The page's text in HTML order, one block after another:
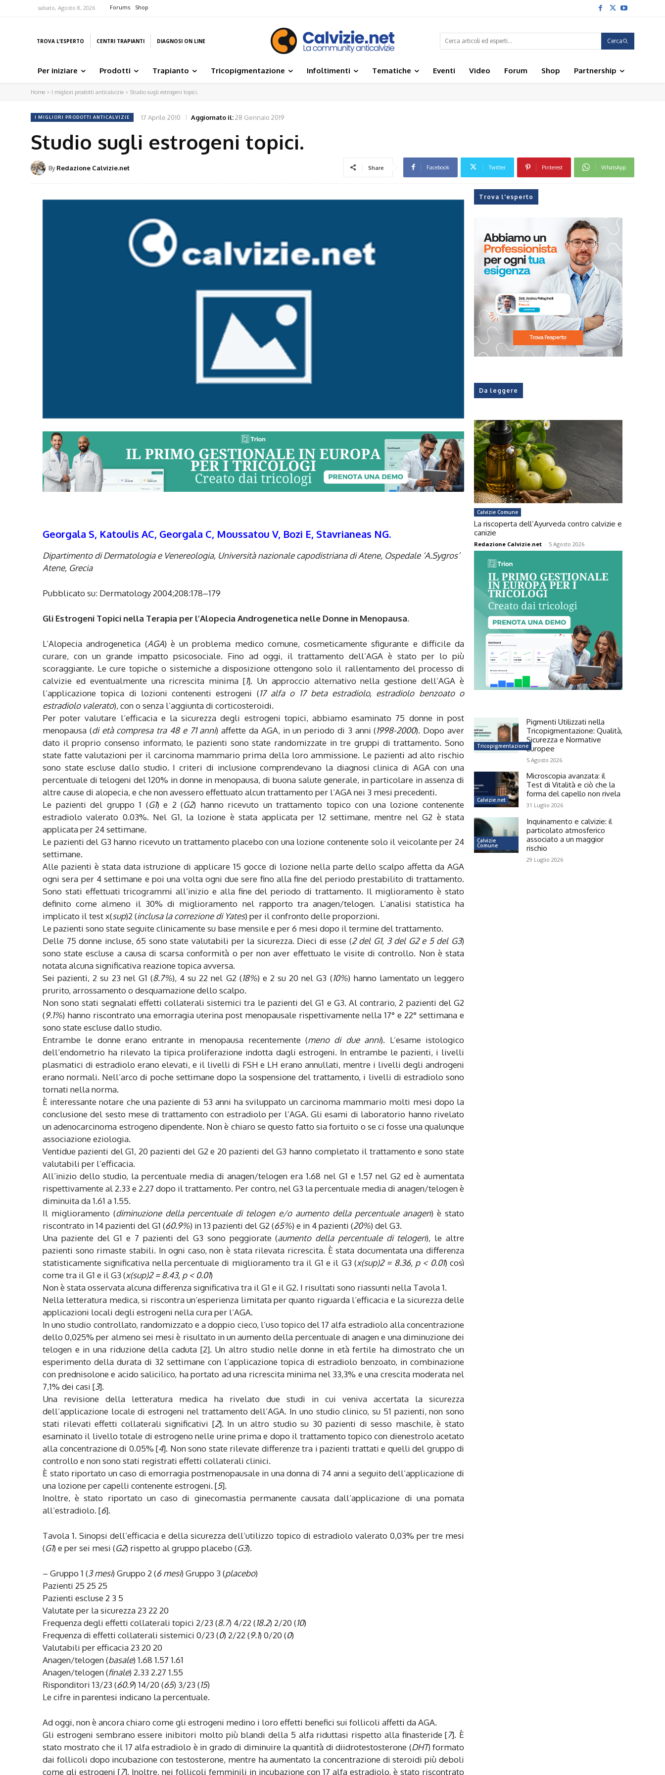
sabato, Agosto 8, 2026 Forums Shop
TROVA L’ESPERTO CENTRI TRAPIANTI DIAGNOSI ON LINE Cerca
Per iniziare Prodotti Trapianto Tricopigmentazione Infoltimenti Tematiche Eventi Video Forum Shop Partnership
Home I migliori prodotti anticalvizie Studio sugli estrogeni topici.
I MIGLIORI PRODOTTI ANTICALVIZIE 17 Aprile 2010 Aggiornato il:28 Gennaio 2019
Studio sugli estrogeni topici.
By Redazione Calvizie.net Share Facebook Twitter Pinterest WhatsApp
Georgala S, Katoulis AC, Georgala C, Moussatou V, Bozi E, Stavrianeas NG.
Dipartimento di Dermatologia e Venereologia, Università nazionale capodistriana di Atene, Ospedale ‘A.Sygros’
Atene, Grecia
Pubblicato su: Dermatology 2004;208:178–179
Gli Estrogeni Topici nella Terapia per l’Alopecia Androgenetica nelle Donne in Menopausa.
L’Alopecia androgenetica (AGA) è un problema medico comune, cosmeticamente sfigurante e difficile da
curare, con un grande impatto psicosociale. Fino ad oggi, il trattamento dell’AGA è stato per lo più
scoraggiante. Le cure topiche o sistemiche a disposizione ottengono solo il rallentamento del processo di
calvizie ed eventualmente una ricrescita minima [1]. Un approccio alternativo nella gestione dell’AGA è
l’applicazione topica di lozioni contenenti estrogeni (17 alfa o 17 beta estradiolo, estradiolo benzoato o
estradiolo valerato), con o senza l’aggiunta di corticosteroidi.
Per poter valutare l’efficacia e la sicurezza degli estrogeni topici, abbiamo esaminato 75 donne in post
menopausa (di età compresa tra 48 e 71 anni) affette da AGA, in un periodo di 3 anni (1998-2000). Dopo aver
dato il proprio consenso informato, le pazienti sono state randomizzate in tre gruppi di trattamento. Sono
state fatte valutazioni per il carcinoma mammario prima della loro ammissione. Le pazienti ad alto rischio
sono state escluse dallo studio. I criteri di inclusione comprendevano la diagnosi clinica di AGA con una
percentuale di telogeni del 120% in donne in menopausa, di buona salute generale, in particolare in assenza di
altre cause di alopecia, e che non avessero effettuato alcun trattamento per l’AGA nei 3 mesi precedenti.
Le pazienti del gruppo 1 (G1) e 2 (G2) hanno ricevuto un trattamento topico con una lozione contenente
estradiolo valerato 0.03%. Nel G1, la lozione è stata applicata per 12 settimane, mentre nel G2 è stata
applicata per 24 settimane.
Le pazienti del G3 hanno ricevuto un trattamento placebo con una lozione contenente solo il veicolante per 24
settimane.
Alle pazienti è stata data istruzione di applicare 15 gocce di lozione nella parte dello scalpo affetta da AGA
ogni sera per 4 settimane e poi una volta ogni due sere fino alla fine del periodo prestabilito di trattamento.
Sono stati effettuati tricogrammi all’inizio e alla fine del periodo di trattamento. Il miglioramento è stato
definito come almeno il 30% di miglioramento nel rapporto tra anagen/telogen. L’analisi statistica ha
implicato il test x(sup)2 (inclusa la correzione di Yates) per il confronto delle proporzioni.
Le pazienti sono state seguite clinicamente su base mensile e per 6 mesi dopo il termine del trattamento.
Delle 75 donne incluse, 65 sono state valutabili per la sicurezza. Dieci di esse (2 del G1, 3 del G2 e 5 del G3)
sono state escluse a causa di scarsa conformità o per non aver effettuato le visite di controllo. Non è stata
notata alcuna significativa reazione topica avversa.
Sei pazienti, 2 su 23 nel G1 (8.7%), 4 su 22 nel G2 (18%) e 2 su 20 nel G3 (10%) hanno lamentato un leggero
prurito, arrossamento o desquamazione dello scalpo.
Non sono stati segnalati effetti collaterali sistemici tra le pazienti del G1 e G3. Al contrario, 2 pazienti del G2
(9.1%) hanno riscontrato una emorragia uterina post menopausale rispettivamente nella 17° e 22° settimana e
sono state escluse dallo studio.
Entrambe le donne erano entrante in menopausa recentemente (meno di due anni). L’esame istologico
dell’endometrio ha rilevato la tipica proliferazione indotta dagli estrogeni. In entrambe le pazienti, i livelli
plasmatici di estradiolo erano elevati, e il livelli di FSH e LH erano annullati, mentre i livelli degli androgeni
erano normali. Nell’arco di poche settimane dopo la sospensione del trattamento, i livelli di estradiolo sono
tornati nella norma.
È interessante notare che una paziente di 53 anni ha sviluppato un carcinoma mammario molti mesi dopo la
conclusione del sesto mese di trattamento con estradiolo per l’AGA. Gli esami di laboratorio hanno rivelato
un adenocarcinoma estrogeno dipendente. Non è chiaro se questo fatto sia fortuito o se ci fosse una qualunque
associazione eziologia.
Ventidue pazienti del G1, 20 pazienti del G2 e 20 pazienti del G3 hanno completato il trattamento e sono state
valutabili per l’efficacia.
All’inizio dello studio, la percentuale media di anagen/telogen era 1.68 nel G1 e 1.57 nel G2 ed è aumentata
rispettivamente al 2.33 e 2.27 dopo il trattamento. Per contro, nel G3 la percentuale media di anagen/telogen è
diminuita da 1.61 a 1.55.
Il miglioramento (diminuzione della percentuale di telogen e/o aumento della percentuale anagen) è stato
riscontrato in 14 pazienti del G1 (60.9%) in 13 pazienti del G2 (65%) e in 4 pazienti (20%) del G3.
Una paziente del G1 e 7 pazienti del G3 sono peggiorate (aumento della percentuale di telogen), le altre
pazienti sono rimaste stabili. In ogni caso, non è stata rilevata ricrescita. È stata documentata una differenza
statisticamente significativa nella percentuale di miglioramento tra il G1 e il G3 (x(sup)2 = 8.36, p < 0.01) così
come tra il G1 e il G3 (x(sup)2 = 8.43, p < 0.01)
Non è stata osservata alcuna differenza significativa tra il G1 e il G2. I risultati sono riassunti nella Tavola 1.
Nella letteratura medica, si riscontra un’esperienza limitata per quanto riguarda l’efficacia e la sicurezza delle
applicazioni locali degli estrogeni nella cura per l’AGA.
In uno studio controllato, randomizzato e a doppio cieco, l’uso topico del 17 alfa estradiolo alla concentrazione
dello 0,025% per almeno sei mesi è risultato in un aumento della percentuale di anagen e una diminuzione dei
telogen e in una riduzione della caduta [2]. Un altro studio nelle donne in età fertile ha dimostrato che un
esperimento della durata di 32 settimane con l’applicazione topica di estradiolo benzoato, in combinazione
con prednisolone e acido salicilico, ha portato ad una ricrescita minima nel 33,3% e una crescita moderata nel
7,1% dei casi [3].
Una revisione della letteratura medica ha rivelato due studi in cui veniva accertata la sicurezza
dell’applicazione locale di estrogeni nel trattamento dell’AGA. In uno studio clinico, su 51 pazienti, non sono
stati rilevati effetti collaterali significativi [2]. In un altro studio su 30 pazienti di sesso maschile, è stato
esaminato il livello totale di estrogeno nelle urine prima e dopo il trattamento topico con dienestrolo acetato
alla concentrazione di 0.05% [4]. Non sono state rilevate differenze tra i pazienti trattati e quelli del gruppo di
controllo e non sono stati registrati effetti collaterali clinici.
È stato riportato un caso di emorragia postmenopausale in una donna di 74 anni a seguito dell’applicazione di
una lozione per capelli contenente estrogeni. [5].
Inoltre, è stato riportato un caso di ginecomastia permanente causata dall’applicazione di una pomata
all’estradiolo. [6].
Tavola 1. Sinopsi dell’efficacia e della sicurezza dell’utilizzo topico di estradiolo valerato 0,03% per tre mesi
(G1) e per sei mesi (G2) rispetto al gruppo placebo (G3).
– Gruppo 1 (3 mesi) Gruppo 2 (6 mesi) Gruppo 3 (placebo)
Pazienti 25 25 25
Pazienti escluse 2 3 5
Valutate per la sicurezza 23 22 20
Frequenza degli effetti collaterali topici 2/23 (8.7) 4/22 (18.2) 2/20 (10)
Frequenza di effetti collaterali sistemici 0/23 (0) 2/22 (9.1) 0/20 (0)
Valutabili per efficacia 23 20 20
Anagen/telogen (basale) 1.68 1.57 1.61
Anagen/telogen (finale) 2.33 2.27 1.55
Risponditori 13/23 (60.9) 14/20 (65) 3/23 (15)
Le cifre in parentesi indicano la percentuale.
Ad oggi, non è ancora chiaro come gli estrogeni medino i loro effetti benefici sui follicoli affetti da AGA.
Gli estrogeni sembrano essere inibitori molto più blandi della 5 alfa riduttasi rispetto alla finasteride [7]. È
stato mostrato che il 17 alfa estradiolo è in grado di diminuire la quantità di diidrotestosterone (DHT) formato
dai follicoli dopo incubazione con testosterone, mentre ha aumentato la concentrazione di steroidi più deboli
come gli estrogeni [7]. Inoltre, nei follicoli femminili in incubazione con 17 alfa estradiolo, è stato riscontrato
Trova l'esperto
Da leggere
Calvizie Comune
La riscoperta dell’Ayurveda contro calvizie e
canizie
Redazione Calvizie.net - 5 Agosto 2026
Tricopigmentazione
Pigmenti Utilizzati nella
Tricopigmentazione: Qualità,
Sicurezza e Normative
Europee
5 Agosto 2026
Calvizie.net
Microscopia avanzata: il
Test di Vitalità e ciò che la
forma del capello non rivela
31 Luglio 2026
Calvizie
Comune
Inquinamento e calvizie: il
particolato atmosferico
associato a un maggior
rischio
29 Luglio 2026